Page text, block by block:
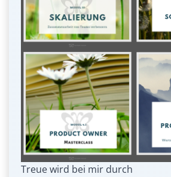
Treue wird bei mir durch